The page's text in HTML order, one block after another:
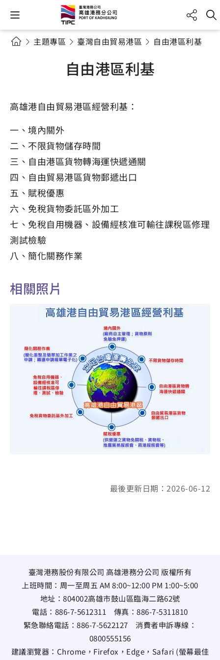
主題專區 臺灣自由貿易港區 自由港區利基
自由港區利基
高雄港自由貿易港區經營利基：
一、境內關外
二、不限貨物儲存時間
三、自由港區貨物轉海運快遞通關
四、自由貿易港區貨物郵遞出口
五、賦稅優惠
六、免稅貨物委託區外加工
七、免稅自用機器、設備經核准可輸往課稅區修理
測試檢驗
八、簡化關務作業
相關照片
最後更新日期：2026-06-12
臺灣港務股份有限公司 高雄港務分公司 版權所有
上班時間：周一至周五 AM 8:00~12:00 PM 1:00~5:00
地址： 804002高雄市鼓山區臨海二路62號
電話： 886-7-5612311 傳真：886-7-5311810
緊急聯絡電話：886-7-5622127消費者申訴專線：
0800555156
建議瀏覽器：Chrome，Firefox，Edge，Safari (螢幕最佳